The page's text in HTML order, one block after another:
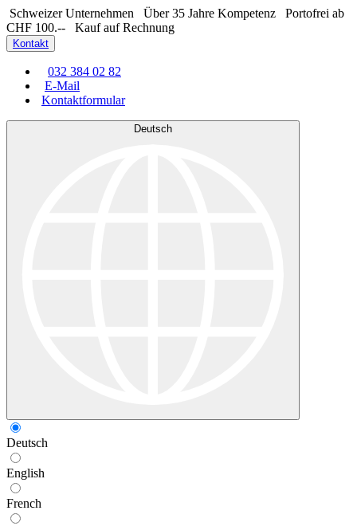
Schweizer Unternehmen Über 35 Jahre Kompetenz
Portofrei ab
CHF 100.--
Kauf auf Rechnung
Kontakt
032 384 02 82
E-Mail
Kontaktformular
Deutsch
Deutsch
English
French